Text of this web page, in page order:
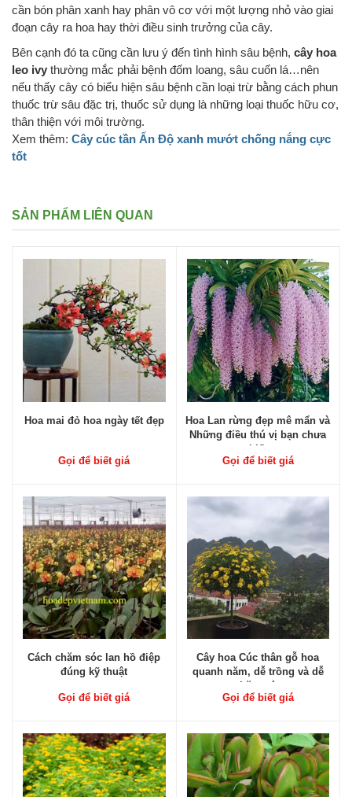
cần bón phân xanh hay phân vô cơ với một lượng nhỏ vào giai
đoạn cây ra hoa hay thời điều sinh trưởng của cây.
Bên cạnh đó ta cũng cần lưu ý đến tình hình sâu bệnh, cây hoa
leo ivy thường mắc phải bệnh đốm loang, sâu cuốn lá…nên
nếu thấy cây có biểu hiện sâu bệnh cần loại trừ bằng cách phun
thuốc trừ sâu đặc trị, thuốc sử dụng là những loại thuốc hữu cơ,
thân thiện với môi trường.
Xem thêm: Cây cúc tần Ấn Độ xanh mướt chống nắng cực
tốt
SẢN PHẨM LIÊN QUAN
Hoa mai đỏ hoa ngày tết đẹp
Gọi để biết giá
Hoa Lan rừng đẹp mê mẩn và
Những điều thú vị bạn chưa
biết
Gọi để biết giá
Cách chăm sóc lan hồ điệp
đúng kỹ thuật
Gọi để biết giá
Cây hoa Cúc thân gỗ hoa
quanh năm, dễ trồng và dễ
chăm sóc
Gọi để biết giá